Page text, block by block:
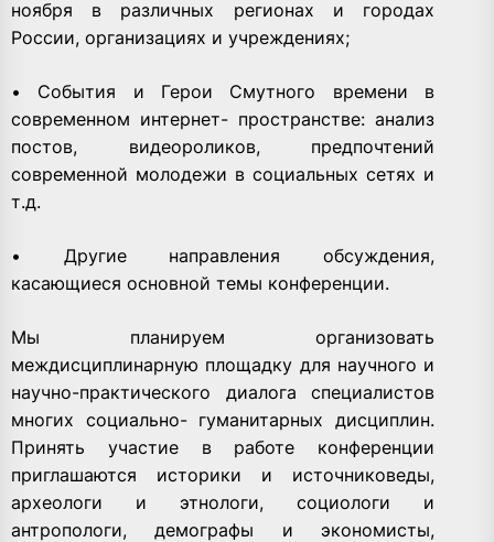
ноября в различных регионах и городах
России, организациях и учреждениях;
• События и Герои Смутного времени в
современном интернет- пространстве: анализ
постов, видеороликов, предпочтений
современной молодежи в социальных сетях и
т.д.
• Другие направления обсуждения,
касающиеся основной темы конференции.
Мы планируем организовать
междисциплинарную площадку для научного и
научно-практического диалога специалистов
многих социально- гуманитарных дисциплин.
Принять участие в работе конференции
приглашаются историки и источниковеды,
археологи и этнологи, социологи и
антропологи, демографы и экономисты,